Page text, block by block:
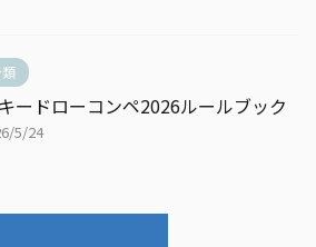
ードローコンペ2026ルールブック
5/24